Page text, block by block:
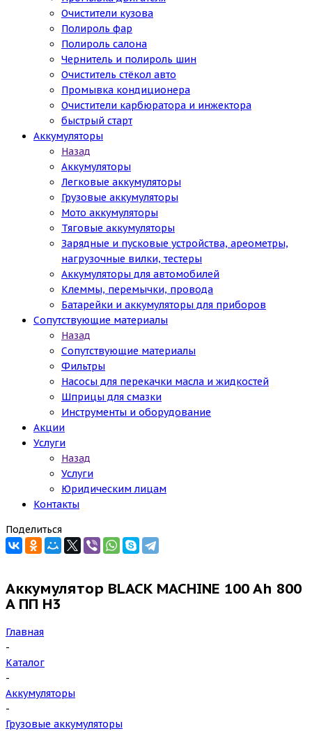
Очистители кузова
Полироль фар
Полироль салона
Чернитель и полироль шин
Очиститель стёкол авто
Промывка кондиционера
Очистители карбюратора и инжектора
быстрый старт
Аккумуляторы
Назад
Аккумуляторы
Легковые аккумуляторы
Грузовые аккумуляторы
Мото аккумуляторы
Тяговые аккумуляторы
Зарядные и пусковые устройства, ареометры,
нагрузочные вилки, тестеры
Аккумуляторы для автомобилей
Клеммы, перемычки, провода
Батарейки и аккумуляторы для приборов
Сопутствующие материалы
Назад
Сопутствующие материалы
Фильтры
Насосы для перекачки масла и жидкостей
Шприцы для смазки
Инструменты и оборудование
Акции
Услуги
Назад
Услуги
Юридическим лицам
Контакты
Поделиться
Аккумулятор BLACK MACHINE 100 Ah 800
A ПП H3
Главная
-
Каталог
-
Аккумуляторы
-
Грузовые аккумуляторы